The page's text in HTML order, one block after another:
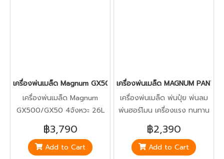
เครื่องพ่นเมล็ด Magnum GX500/GX50 4จังหวะ 26L
เครื่องพ่นเมล็ด Magnum
GX500/GX50 4จังหวะ 26L
฿3,790
Add to Cart
เครื่องพ่นเมล็ด MAGNUM
เครื่องพ่นเมล็ด พ่นปุ๋ย พ่นลม
พ่นฮอร์โมน เครื่องแรง ทนทาน
แถมอุปกรณ์พร้อมใช้งานไม่ต้อง
ซื้อเพิ่ม / มีบริการเก็บปลายทาง
ติดต่อ/สอบถามโทร. 043-
฿2,390
Add to Cart